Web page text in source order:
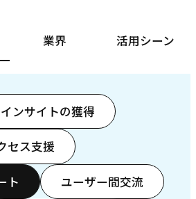
業界 活用シーン
インサイトの獲得
セス支援
ト ユーザー間交流